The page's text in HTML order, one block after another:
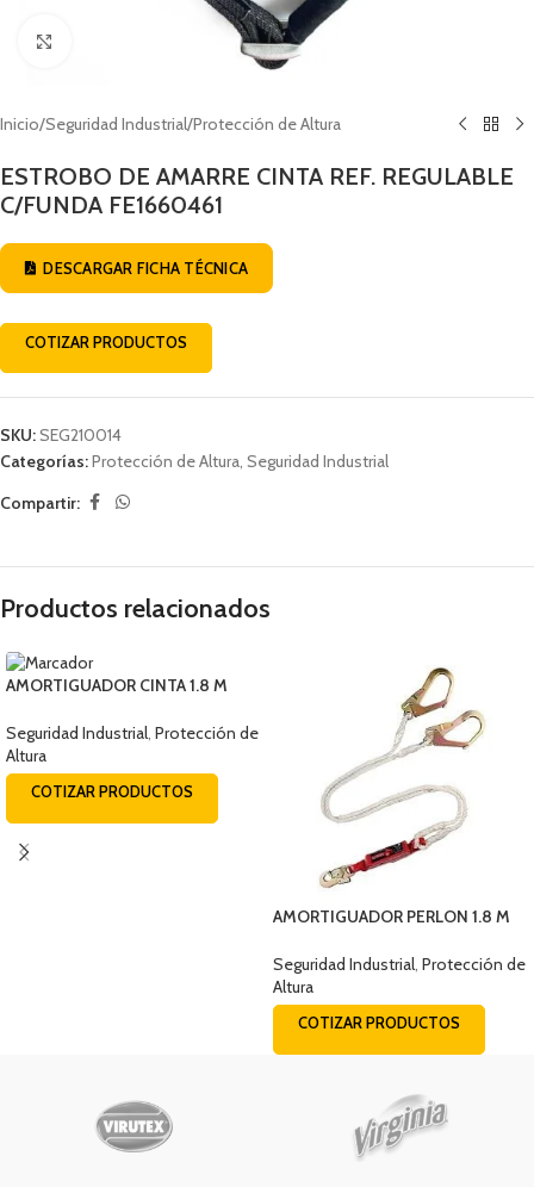
Inicio/Seguridad Industrial/Protección de Altura
ESTROBO DE AMARRE CINTA REF. REGULABLE
C/FUNDA FE1660461
DESCARGAR FICHA TÉCNICA
COTIZAR PRODUCTOS
SKU:SEG210014
Categorías:Protección de Altura, Seguridad Industrial
Compartir:
Productos relacionados
AMORTIGUADOR CINTA 1.8 M
Seguridad Industrial, Protección de
Altura
COTIZAR PRODUCTOS
AMORTIGUADOR PERLON 1.8 M
Seguridad Industrial Protección de
Altura
COTIZAR PRODUCTOS